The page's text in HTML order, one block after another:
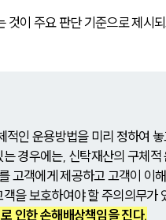
이 주요 판단 기준으로 제시
인 운용방법을 미리 정하여
경우에는, 신탁재산의 구체
고객에게 제공하고 고객이 이
을 보호하여야 할 주의의무가
인한 손해배상책임을 진다.